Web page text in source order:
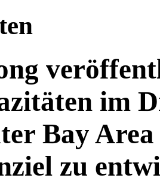
im
Bay
zu